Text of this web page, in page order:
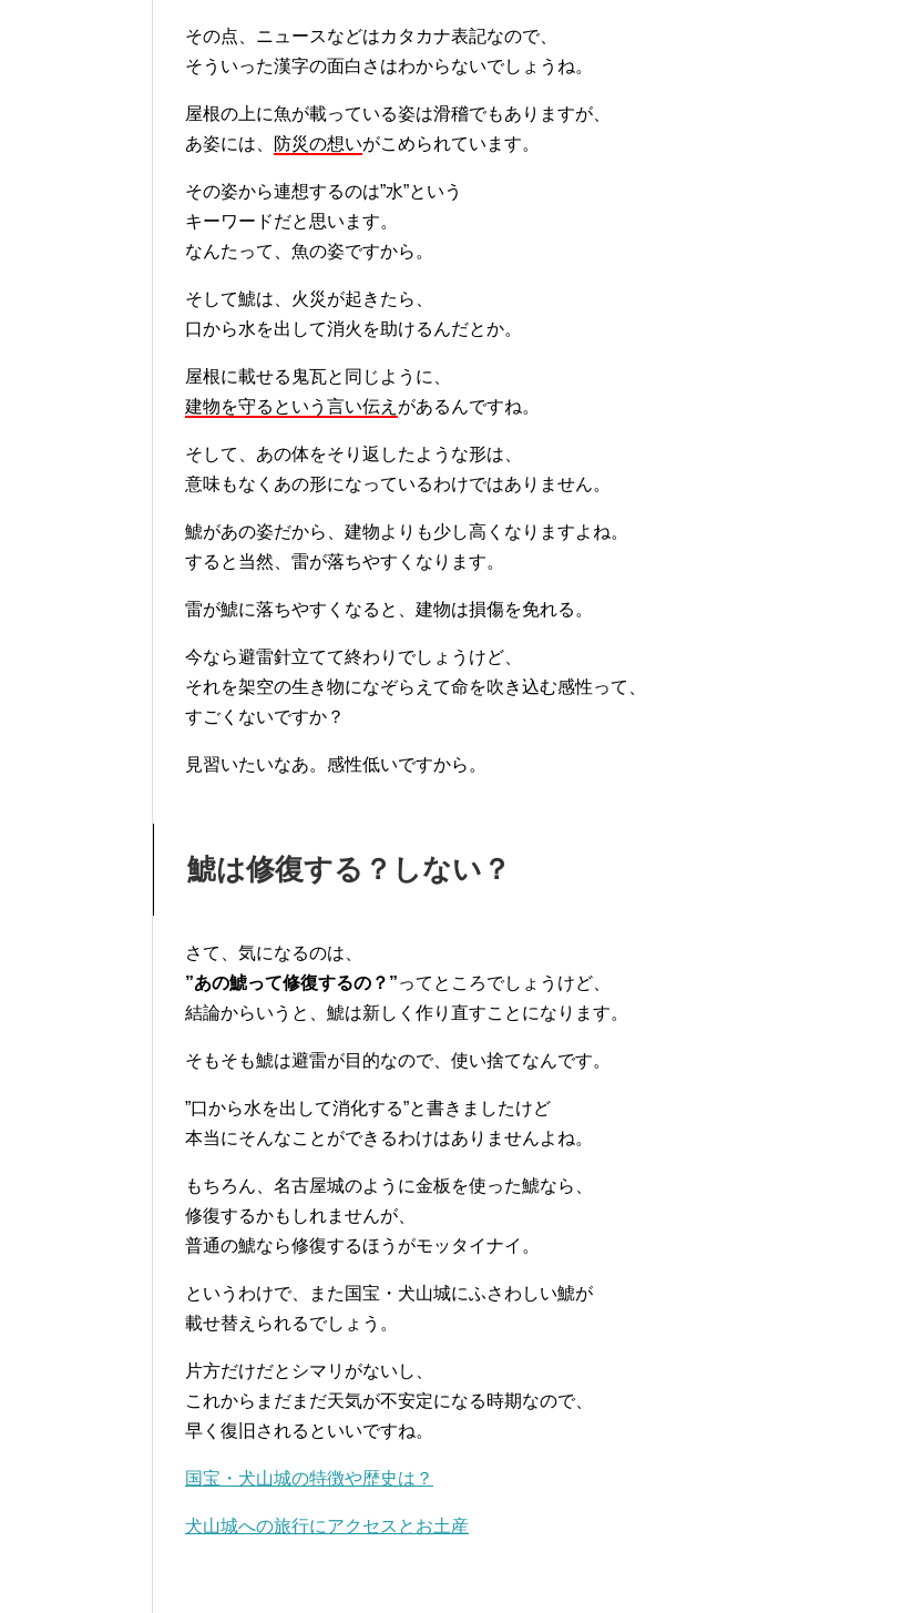
その点、ニュースなどはカタカナ表記なので、
そういった漢字の面白さはわからないでしょうね。
屋根の上に魚が載っている姿は滑稽でもありますが、
あ姿には、
防災の想いがこめられています。
その姿から連想するのは”水”という
キーワードだと思います。
なんたって、魚の姿ですから。
そして鯱は、火災が起きたら、
口から水を出して消火を助けるんだとか。
屋根に載せる鬼瓦と同じように、
建物を守るという言い伝え があるんですね。
そして、あの体をそり返したような形は、
意味もなくあの形になっているわけではありません。
鯱があの姿だから、建物よりも少し高くなりますよね。
すると当然、雷が落ちやすくなります。
雷が鯱に落ちやすくなると、建物は損傷を免れる。
今なら避雷針立てて終わりでしょうけど、
それを架空の生き物になぞらえて命を吹き込む感性って、
すごくないですか？
見習いたいなあ。感性低いですから。
鯱は修復する？しない？
さて、気になるのは、
”あの鯱って修復するの？”ってところでしょうけど、
結論からいうと、鯱は新しく作り直すことになります。
そもそも鯱は避雷が目的なので、使い捨てなんです。
”口から水を出して消化する”と書きましたけど
本当にそんなことができるわけはありませんよね。
もちろん、名古屋城のように金板を使った鯱なら、
修復するかもしれませんが、
普通の鯱なら修復するほうがモッタイナイ。
というわけで、また国宝・犬山城にふさわしい鯱が
載せ替えられるでしょう。
片方だけだとシマリがないし、
これからまだまだ天気が不安定になる時期なので、
早く復旧されるといいですね。
国宝・犬山城の特徴や歴史は？
犬山城への旅行にアクセスとお土産